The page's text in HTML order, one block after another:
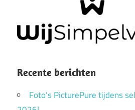
Recente berichten
Foto’s PicturePure tijdens